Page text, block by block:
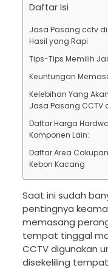
Daftar Isi
Jasa Pasang cctv
Hasil yang Rapi
Tips-Tips Memilih
Keuntungan
Kelebihan Yang
Jasa Pasang CCTV
Daftar Harga
Komponen Lain:
Daftar Area
Kebon Kacang
Saat ini sudah
pentingnya
memasang
tempat tinggal
CCTV digunakan
disekeliling